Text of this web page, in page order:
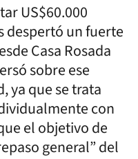
US$60.000
despertó un fuerte
Casa Rosada
sobre ese
ya que se trata
con
el objetivo de
general” del